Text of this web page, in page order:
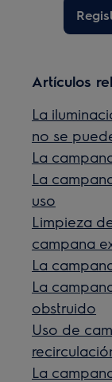
Artículos
La
no se
La
La
uso
Limpieza
campana
La
La
obstruido
Uso de
La